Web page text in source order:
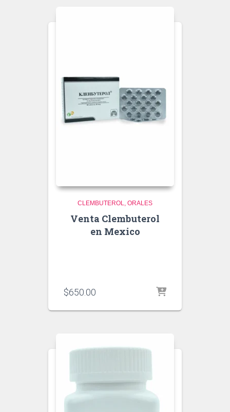
CLEMBUTEROL ORALES
Venta Clembuterol
en Mexico
$650.00